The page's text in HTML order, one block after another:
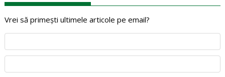
Vrei să primești ultimele articole pe email?